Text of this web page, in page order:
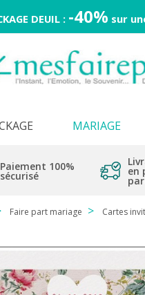
DEUIL : -40% sur
MARIAGE
Paiement 100%
sécurisé en
Faire part mariage Cartes